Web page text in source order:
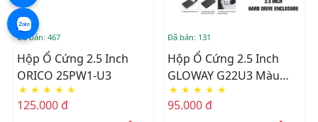
Đã bán: 467
Hộp Ổ Cứng 2.5 Inch
ORICO 25PW1-U3
★ ★ ★ ★ ★
125.000 đ
Đã bán: 131
Hộp Ổ Cứng 2.5 Inch
GLOWAY G22U3 Màu
Đen
★ ★ ★ ★ ★
95.000 đ